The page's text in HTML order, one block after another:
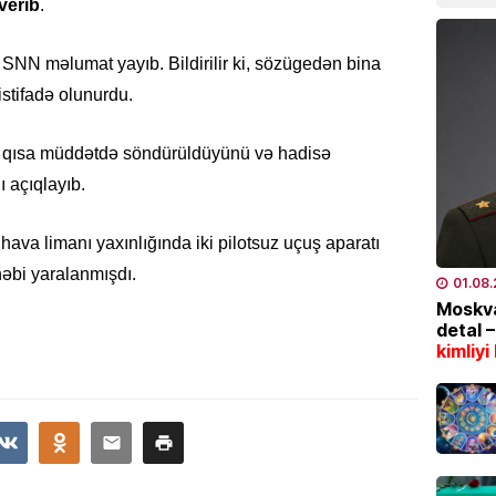
.
məlumat yayıb. Bildirilir ki, sözügedən bina
olunurdu.
müddətdə söndürüldüyünü və hadisə
açıqlayıb.
limanı yaxınlığında iki pilotsuz uçuş aparatı
yaralanmışdı.
daha
ÖLKƏ
8 gün
detal –
kimliyi